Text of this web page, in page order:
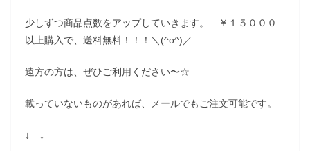
少しずつ商品点数をアップしていきます。 ￥１５０００
以上購入で、送料無料！！！＼(^o^)／
遠方の方は、ぜひご利用ください〜☆
載っていないものがあれば、メールでもご注文可能です。
↓ ↓